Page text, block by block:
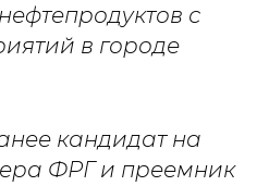
с
в городе
кандидат на
ФРГ и преемник